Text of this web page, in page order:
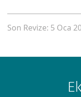
Son Revize: 5 Oca